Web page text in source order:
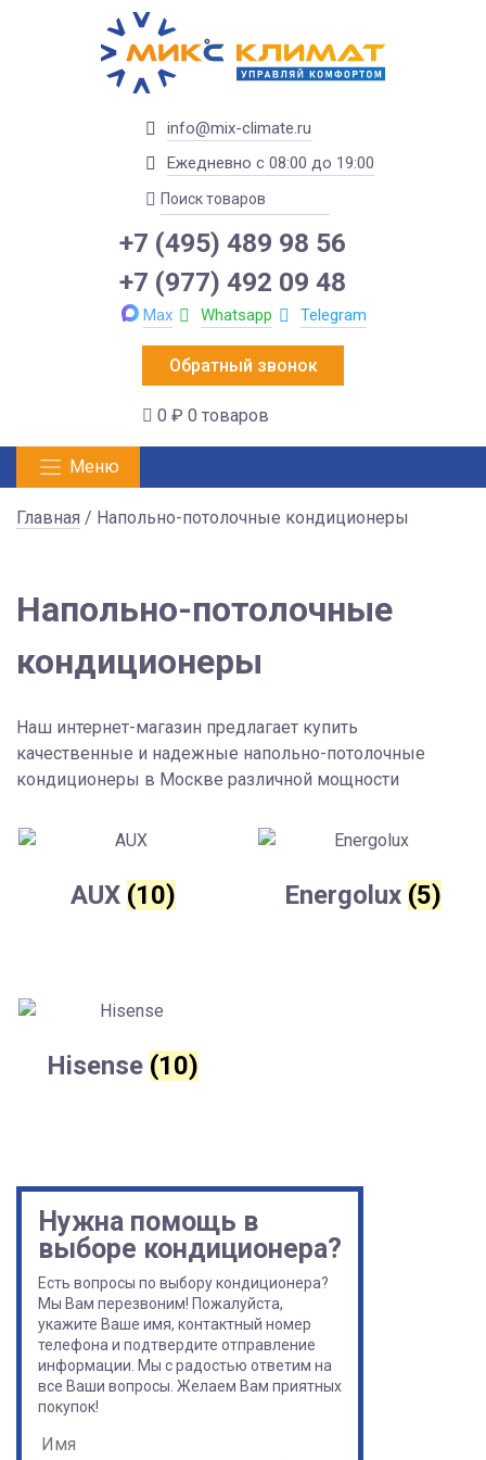
info@mix-climate.ru
Ежедневно с 08:00 до 19:00
+7 (495) 489 98 56
+7 (977) 492 09 48
Max Whatsapp Telegram
Обратный звонок
0 ₽ 0 товаров
Меню
Главная / Напольно-потолочные кондиционеры
Напольно-потолочные
кондиционеры
Наш интернет-магазин предлагает купить
качественные и надежные напольно-потолочные
кондиционеры в Москве различной мощности
AUX (10) Energolux (5)
Hisense (10)
Нужна помощь в
выборе кондиционера?
Есть вопросы по выбору кондиционера?
Мы Вам перезвоним! Пожалуйста,
укажите Ваше имя, контактный номер
телефона и подтвердите отправление
информации. Мы с радостью ответим на
все Ваши вопросы. Желаем Вам приятных
покупок!